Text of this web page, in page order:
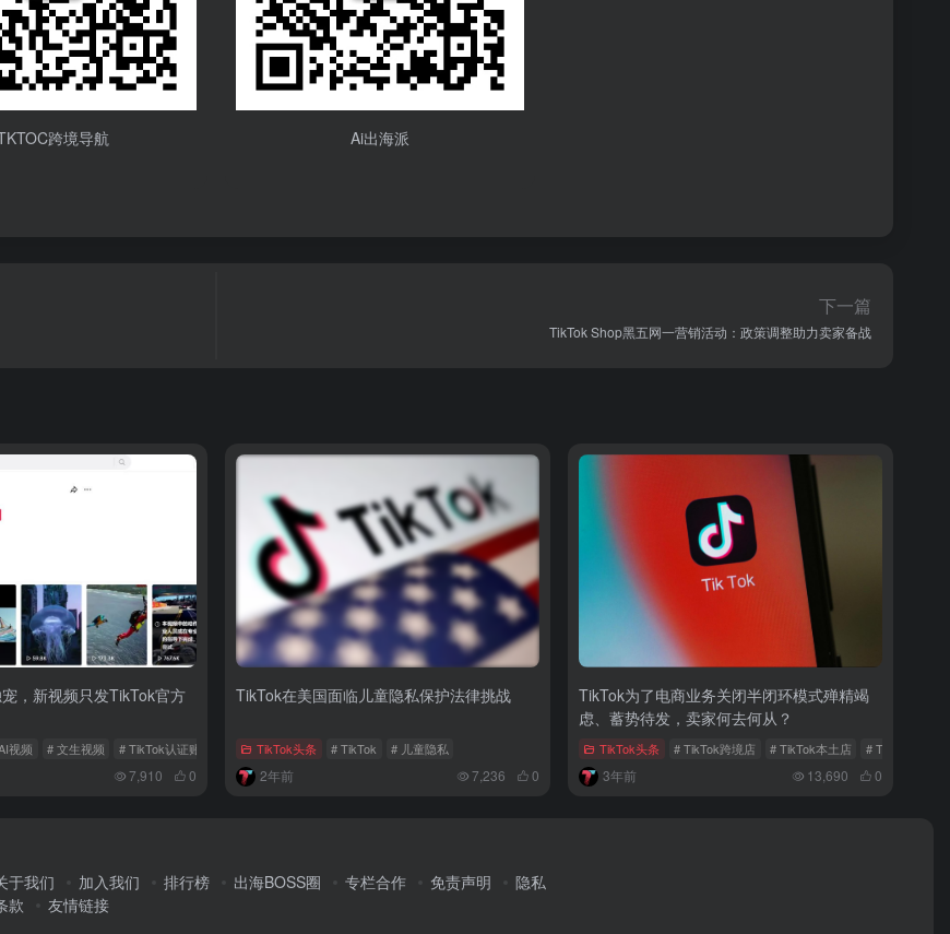
跨境导航 Ai出海派
下一篇
TikTok Shop黑五网一营销活动：政策调整助力卖家备战
，新视频只发TikTok官方
视频 # 文生视频 # TikTok认证账户
7,910 0
TikTok在美国面临儿童隐私保护法律挑战
TikTok头条 # TikTok # 儿童隐私
2年前 7,236 0
TikTok为了电商业务关闭半闭环模式殚精竭
虑、蓄势待发，卖家何去何从？
TikTok头条 # TikTok跨境店 # TikTok本土店 # TikTok半闭环
3年前 13,690 0
于我们 加入我们 排行榜 出海BOSS圈 专栏合作 免责声明
隐私
款
友情链接